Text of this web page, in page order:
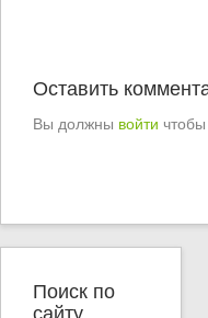
Оставить
Вы должны войти
Поиск по
сайту